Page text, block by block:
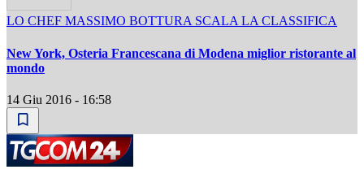
LO CHEF MASSIMO BOTTURA SCALA LA CLASSIFICA
New York, Osteria Francescana di Modena miglior ristorante al
mondo
14 Giu 2016 - 16:58